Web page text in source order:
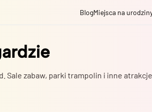
BlogMiejsca na
Sale zabaw, parki trampolin i inne atrakcje.